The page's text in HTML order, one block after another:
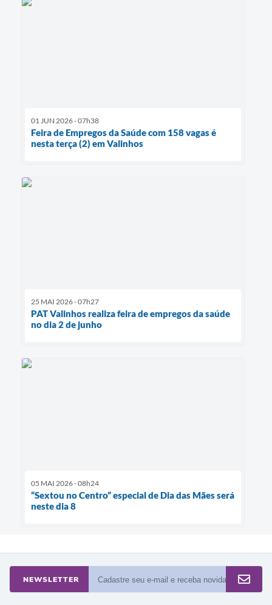
01 JUN 2026 - 07h38
Feira de Empregos da Saúde com 158 vagas é
nesta terça (2) em Valinhos
25 MAI 2026 - 07h27
PAT Valinhos realiza feira de empregos da saúde
no dia 2 de junho
05 MAI 2026 - 08h24
“Sextou no Centro” especial de Dia das Mães será
neste dia 8
NEWSLETTER